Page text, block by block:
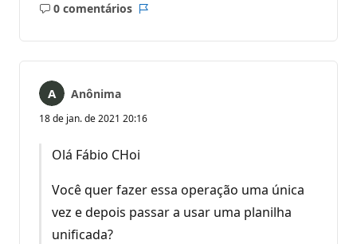
0 comentários
Sem
Anônima
18 de jan. de 2021 20:16
Olá Fábio CHoi
Você quer fazer essa operação uma única
vez e depois passar a usar uma planilha
unificada?